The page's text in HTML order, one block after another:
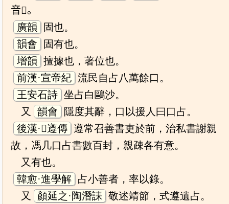
音𢓕。
廣韻
固也。
韻會
固有也。
增韻 擅據也，著位也。
前漢·宣帝紀 流民自占八萬餘口。
王安石詩 坐占白鷗沙。
又
韻會
隱度其辭，口以援人曰口占。
後漢·𨻰遵傳 遵常召善書吏於前，治私書謝親
故，馮几口占書數百封，親疎各有意。
又有也。
韓愈·進學解 占小善者，率以錄。
又
顏延之·陶潛誄 敬述靖節，式遵遺占。